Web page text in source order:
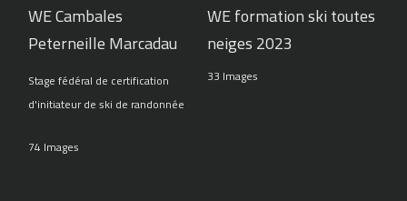
WE Cambales
Peterneille Marcadau
Stage fédéral de certification
d'initiateur de ski de randonnée
74 Images
WE formation ski toutes
neiges 2023
33 Images